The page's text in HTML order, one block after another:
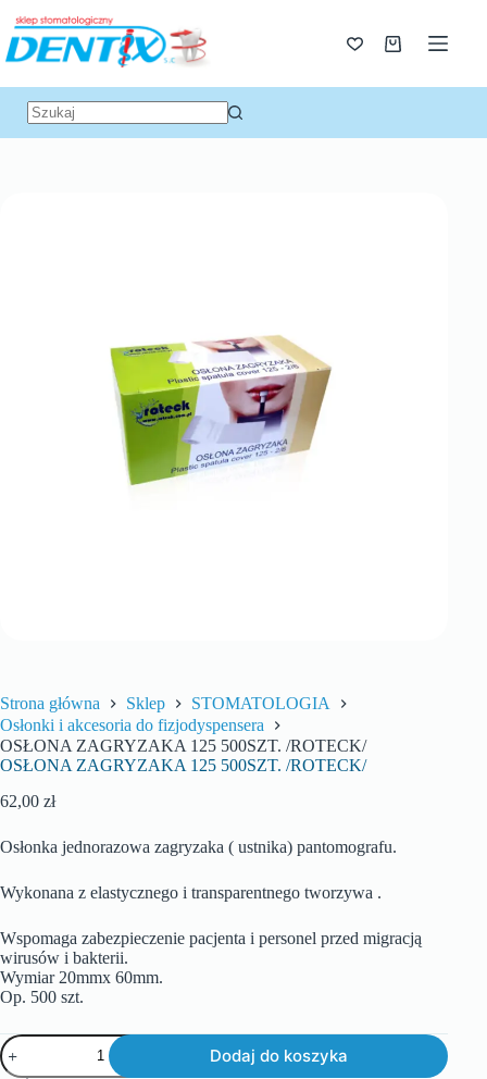
Strona główna Sklep
STOMATOLOGIA
Osłonki i akcesoria do fizjodyspensera
OSŁONA ZAGRYZAKA 125 500SZT. /ROTECK/
OSŁONA ZAGRYZAKA 125 500SZT. /ROTECK/
62,00 zł
Osłonka jednorazowa zagryzaka ( ustnika) pantomografu.
Wykonana z elastycznego i transparentnego tworzywa .
Wspomaga zabezpieczenie pacjenta i personel przed migracją
wirusów i bakterii.
Wymiar 20mmx 60mm.
Op. 500 szt.
Dodaj do koszyka